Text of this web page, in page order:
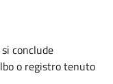
conclude
o registro tenuto